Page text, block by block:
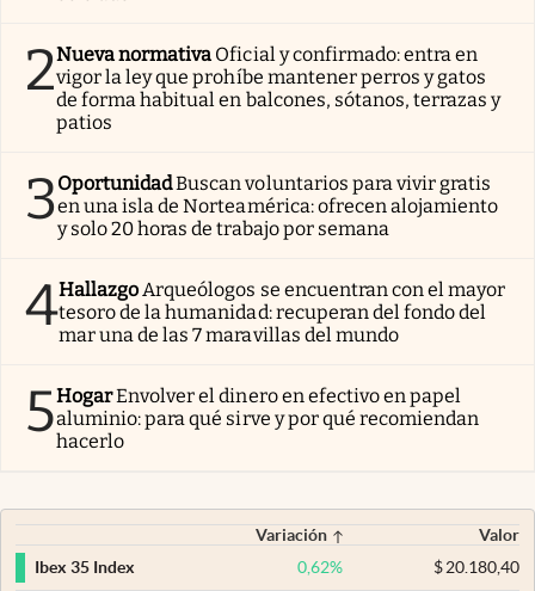
2Nueva normativa Oficial y confirmado: entra en
vigor la ley que prohíbe mantener perros y gatos
de forma habitual en balcones, sótanos, terrazas y
patios
3OportunidadBuscan voluntarios para vivir gratis
en una isla de Norteamérica: ofrecen alojamiento
y solo 20 horas de trabajo por semana
4Hallazgo Arqueólogos se encuentran con el mayor
tesoro de la humanidad: recuperan del fondo del
mar una de las 7 maravillas del mundo
5HogarEnvolver el dinero en efectivo en papel
aluminio: para qué sirve y por qué recomiendan
hacerlo
Variación
Valor
Ibex 35 Index
0,62% $20.180,40